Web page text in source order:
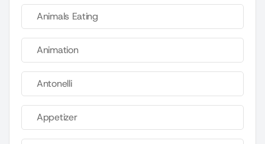
Animals Eating
Animation
Antonelli
Appetizer